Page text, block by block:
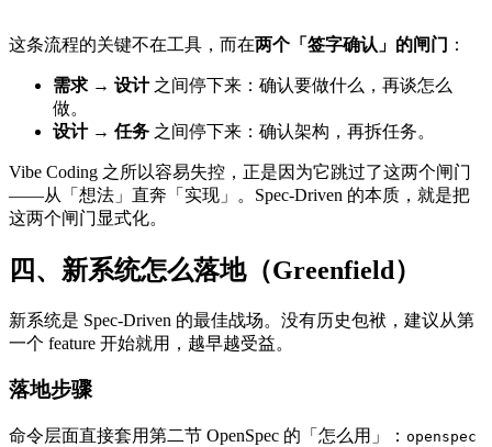
这条流程的关键不在工具，而在两个「签字确认」的闸门 ：
需求 → 设计之间停下来：确认要做什么，再谈怎么
做。
设计 → 任务 之间停下来：确认架构，再拆任务。
Vibe Coding 之所以容易失控，正是因为它跳过了这两个闸门
——从「想法」直奔「实现」。Spec-Driven 的本质，就是把
这两个闸门显式化。
四、新系统怎么落地（Greenfield）
新系统是 Spec-Driven 的最佳战场。没有历史包袱，建议从第
一个 feature 开始就用，越早越受益。
落地步骤
命令层面直接套用第二节 OpenSpec 的「怎么用」： openspec